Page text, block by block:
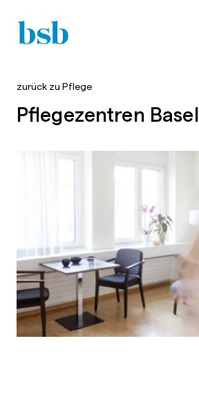
zurück zu Pflege
Pflegezentren Basel